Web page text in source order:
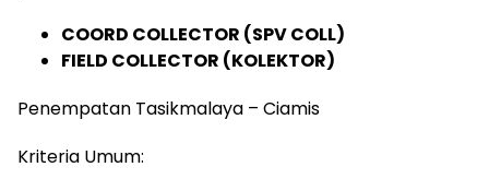
COORD COLLECTOR (SPV COLL)
FIELD COLLECTOR (KOLEKTOR)
Penempatan Tasikmalaya – Ciamis
Kriteria Umum: